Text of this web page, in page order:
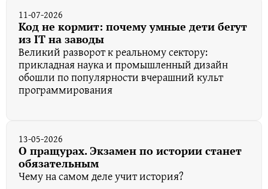
11-07-2026
Код не кормит: почему умные дети бегут
из IT на заводы
Великий разворот к реальному сектору:
прикладная наука и промышленный дизайн
обошли по популярности вчерашний культ
программирования
13-05-2026
О пращурах. Экзамен по истории станет
обязательным
Чему на самом деле учит история?